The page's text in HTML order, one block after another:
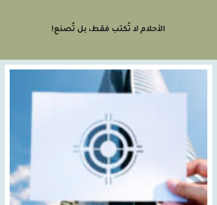
الأحلام لا تُكتب فقط، بل تُصنع!